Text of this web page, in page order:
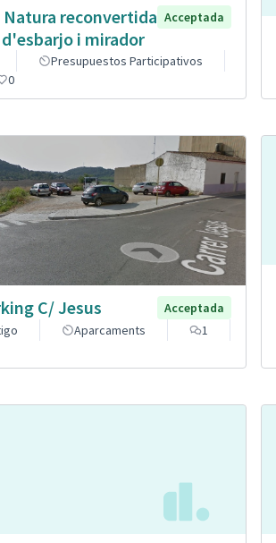
Natura reconvertida
i mirador
Acceptada
Presupuestos Participativos
0
C/ Jesus
Acceptada
Aparcaments
1